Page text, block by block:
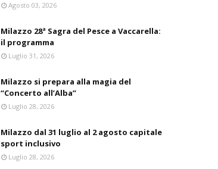
Agosto 03, 2026
Milazzo 28ª Sagra del Pesce a Vaccarella:
il programma
Luglio 31, 2026
Milazzo si prepara alla magia del
“Concerto all’Alba”
Luglio 28, 2026
Milazzo dal 31 luglio al 2 agosto capitale
sport inclusivo
Luglio 28, 2026